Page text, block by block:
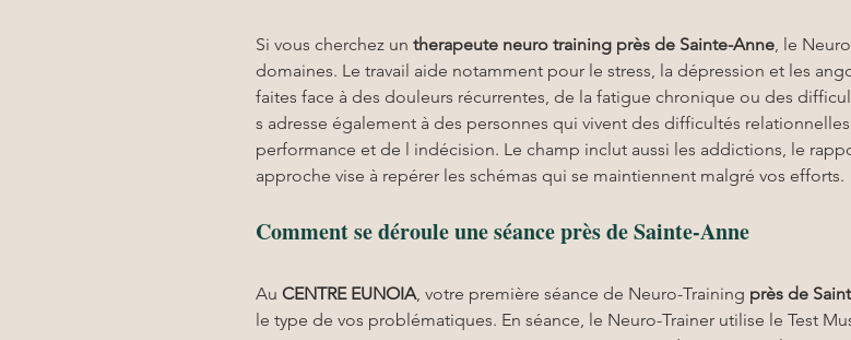
Si vous cherchez un therapeute neuro training près de Sainte-Anne, le
domaines. Le travail aide notamment pour le stress, la dépression et les
faites face à des douleurs récurrentes, de la fatigue chronique ou des
s adresse également à des personnes qui vivent des difficultés
performance et de l indécision. Le champ inclut aussi les addictions, le
approche vise à repérer les schémas qui se maintiennent malgré vos efforts.
Comment se déroule une séance près de Sainte-Anne
Au CENTRE EUNOIA, votre première séance de Neuro-Training près de
le type de vos problématiques. En séance, le Neuro-Trainer utilise le Test